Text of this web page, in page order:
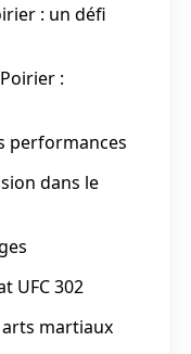
: un défi
:
performances
dans le
UFC 302
martiaux